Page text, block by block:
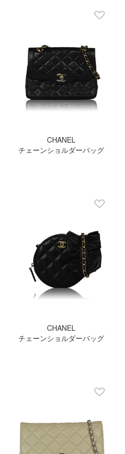
CHANEL
チェーンショルダーバッグ
CHANEL
チェーンショルダーバッグ